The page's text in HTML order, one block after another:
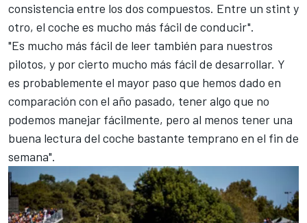
consistencia entre los dos compuestos. Entre un stint y
otro, el coche es mucho más fácil de conducir".
"Es mucho más fácil de leer también para nuestros
pilotos, y por cierto mucho más fácil de desarrollar. Y
es probablemente el mayor paso que hemos dado en
comparación con el año pasado, tener algo que no
podemos manejar fácilmente, pero al menos tener una
buena lectura del coche bastante temprano en el fin de
semana".